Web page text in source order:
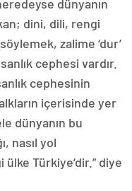
dünyanın
dini, dili, rengi
zalime ‘dur’
cephesi vardır.
cephesinin
içerisinde yer
dünyanın bu
nasıl yol
Türkiye’dir.” diye